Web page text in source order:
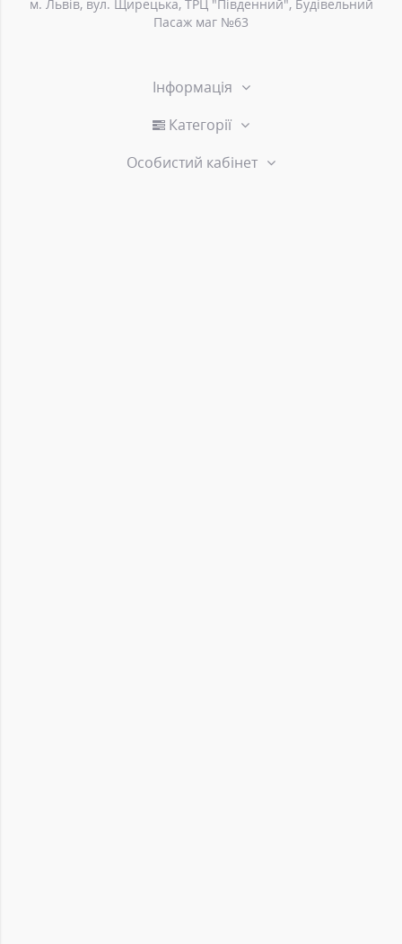
м. Львів, вул. Щирецька, ТРЦ "Південний", Будівельний
Пасаж маг №63
Інформація
Категорії
Особистий кабінет